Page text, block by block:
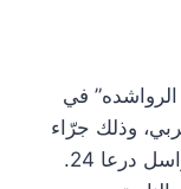
الرواشده” في
وذلك جرّاء
حادث درّاجة نارية، قبل أيام، بحسب مراسل درعا 24.